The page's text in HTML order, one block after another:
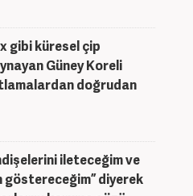
gibi küresel çip
Güney Koreli
doğrudan
ileteceğim ve
göstereceğim”diyerek